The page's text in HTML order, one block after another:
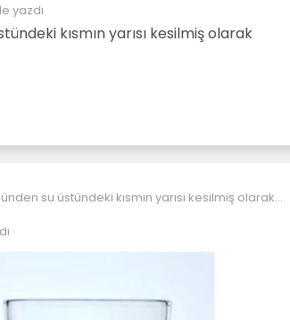
yazdı
kısmın yarısı kesilmiş olarak